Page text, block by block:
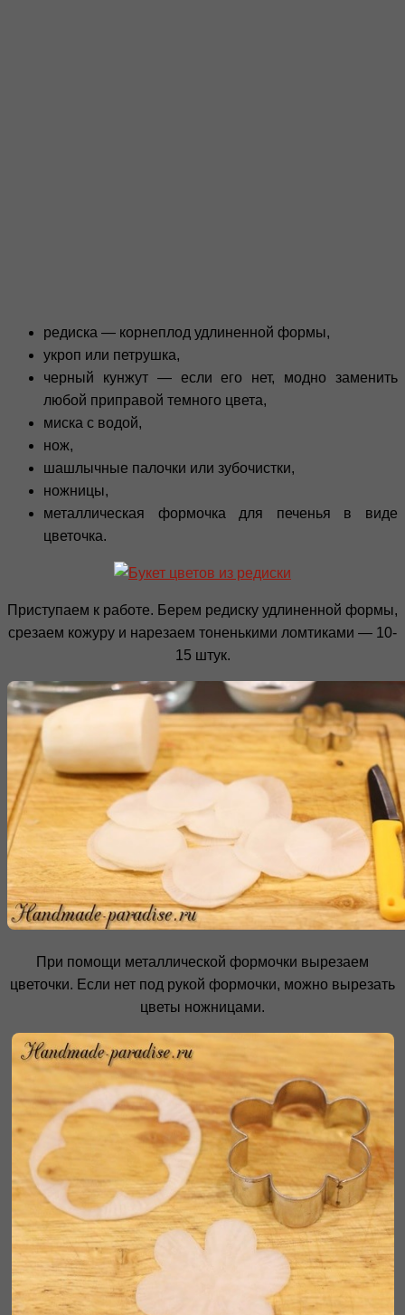
редиска — корнеплод удлиненной формы,
укроп или петрушка,
черный кунжут — если его нет, модно заменить
любой приправой темного цвета,
миска с водой,
нож,
шашлычные палочки или зубочистки,
ножницы,
металлическая формочка для печенья в виде
цветочка.
Приступаем к работе. Берем редиску удлиненной формы,
срезаем кожуру и нарезаем тоненькими ломтиками — 10-
15 штук.
При помощи металлической формочки вырезаем
цветочки. Если нет под рукой формочки, можно вырезать
цветы ножницами.